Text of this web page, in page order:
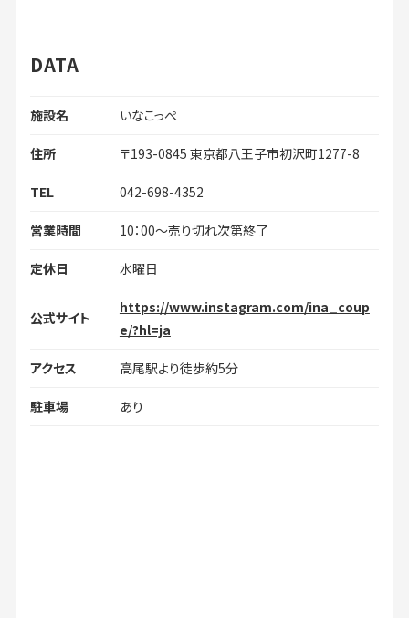
DATA
施設名 いなこっぺ
住所 〒193-0845 東京都八王子市初沢町1277-8
TEL 042-698-4352
営業時間 10：00～売り切れ次第終了
定休日 水曜日
公式サイト
https://www.instagram.com/ina_coup
e/?hl=ja
アクセス 高尾駅より徒歩約5分
駐車場 あり